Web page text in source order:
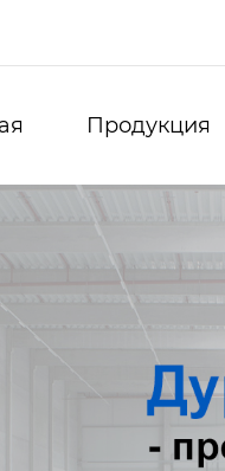
Продукция